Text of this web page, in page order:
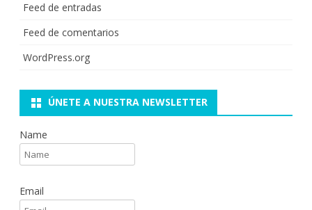
Feed de entradas
Feed de comentarios
WordPress.org
ÚNETE A NUESTRA NEWSLETTER
Name
Email